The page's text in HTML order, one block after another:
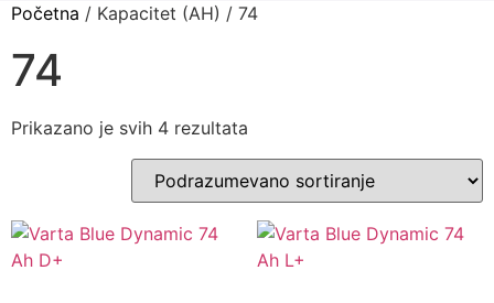
Početna / Kapacitet (AH) / 74
74
Prikazano je svih 4 rezultata